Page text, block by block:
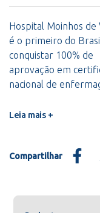
Hospital Moinhos de
é o primeiro do
conquistar 100% de
aprovação em
nacional de
Leia mais +
Compartilhar